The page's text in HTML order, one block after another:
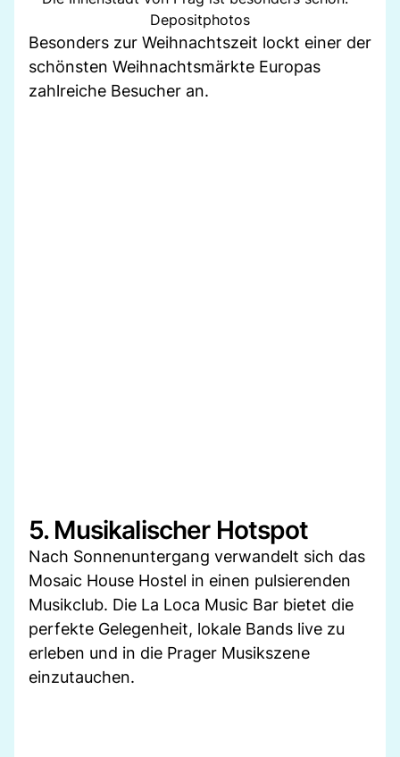
Depositphotos
Besonders zur Weihnachtszeit lockt einer der
schönsten Weihnachtsmärkte Europas
zahlreiche Besucher an.
5. Musikalischer Hotspot
Nach Sonnenuntergang verwandelt sich das
Mosaic House Hostel in einen pulsierenden
Musikclub. Die La Loca Music Bar bietet die
perfekte Gelegenheit, lokale Bands live zu
erleben und in die Prager Musikszene
einzutauchen.